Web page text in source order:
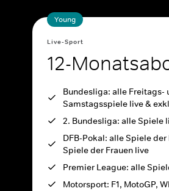
Young
Live-Sport
12-
Bundesliga: alle Freitags-
Samstagsspiele live &
2. Bundesliga: alle Spiele
DFB-Pokal: alle Spiele der
Spiele der Frauen live
Premier League: alle
Motorsport: F1, MotoGP,